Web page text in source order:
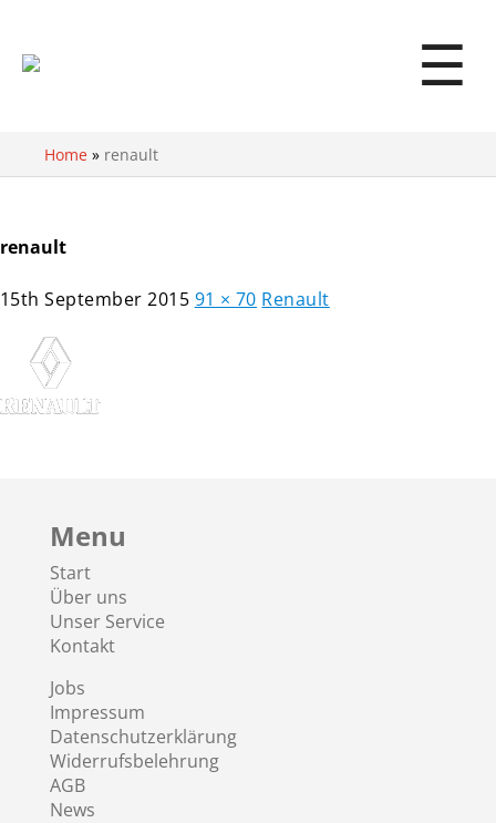
☰
Home » renault
renault
15th September 2015 91 × 70 Renault
Menu
Start
Über uns
Unser Service
Kontakt
Jobs
Impressum
Datenschutzerklärung
Widerrufsbelehrung
AGB
News